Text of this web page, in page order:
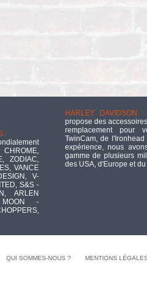
:
ZODIAC,
VANCE
V-
S&S -
ARLEN
MOON -
HARLEY DAVIDSON :
propose des
remplacement pour
TwinCam, de
expérience, nous
gamme de plusieurs
des USA, d'Europe et
QUI SOMMES-NOUS ? MENTIONS